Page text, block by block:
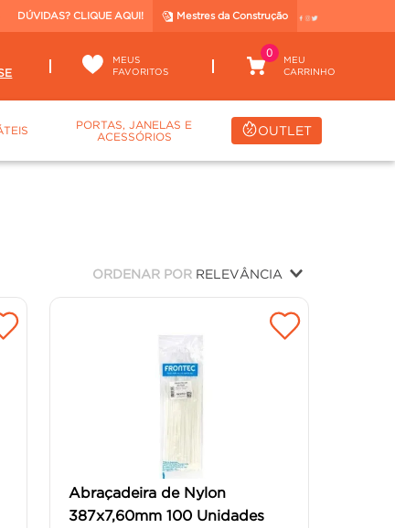
DÚVIDAS? CLIQUE AQUI! Mestres da Construção
MEUS
FAVORITOS
0
PORTAS, JANELAS E
ACESSÓRIOS
OUTLET
ORDENAR POR RELEVÂNCIA
Abraçadeira de Nylon
387x7,60mm 100 Unidades